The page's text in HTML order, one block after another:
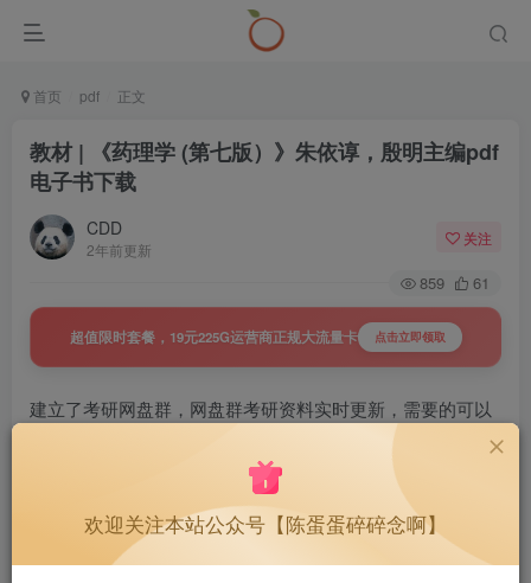
首页 pdf 正文
教材 | 《药理学 (第七版）》朱依谆，殷明主编pdf
电子书下载
CDD
2年前更新
关注
859 61
超值限时套餐，19元225G运营商正规大流量卡 点击立即领取
建立了考研网盘群，网盘群考研资料实时更新，需要的可以
￥40 置顶 | 27考研网盘群，持续更新，
好用不贵~
1.3W+
欢迎关注本站公众号【陈蛋蛋碎碎念啊】